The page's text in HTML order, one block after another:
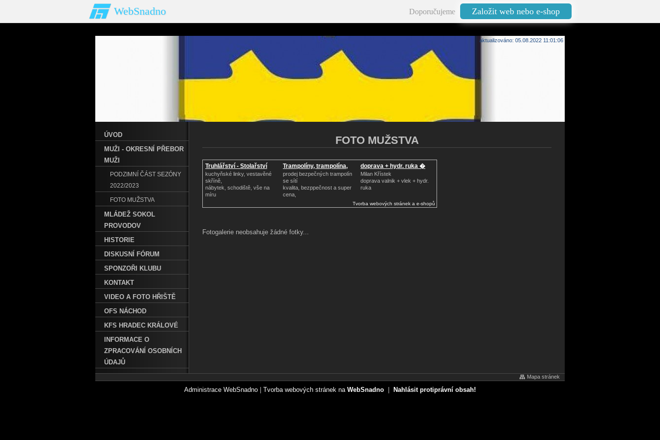
WebSnadno Doporučujeme Založit web nebo e-shop
aktualizováno: 05.08.2022 11:01:06
FOTO MUŽSTVA
Truhlářství - Stolařství
kuchyňské linky, vestavěné
skříně,
nábytek, schodiště, vše na
míru
Trampolíny, trampolína,
prodej bezpečných trampolín
se sítí
kvalita, bezppečnost a super
cena,
doprava + hydr. ruka �
Milan Křístek
doprava valnik + vlek + hydr.
ruka
Tvorba webových stránek a e-shopů
Fotogalerie neobsahuje žádné fotky...
ÚVOD
MUŽI - OKRESNÍ PŘEBOR
MUŽI
PODZIMNÍ ČÁST SEZÓNY
2022/2023
FOTO MUŽSTVA
MLÁDEŽ SOKOL
PROVODOV
HISTORIE
DISKUSNÍ FÓRUM
SPONZOŘI KLUBU
KONTAKT
VIDEO A FOTO HŘIŠTĚ
OFS NÁCHOD
KFS HRADEC KRÁLOVÉ
INFORMACE O
ZPRACOVÁNÍ OSOBNÍCH
ÚDAJŮ
Mapa stránek
Administrace WebSnadno Tvorba webových stránek na WebSnadno Nahlásit protiprávní obsah!